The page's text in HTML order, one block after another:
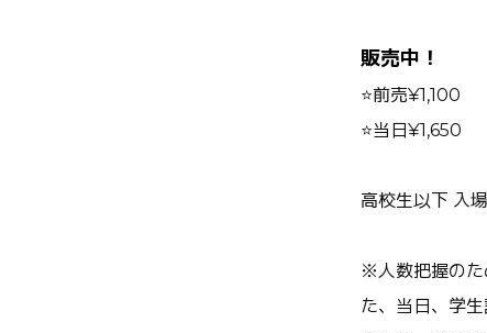
販売中！
⭐️前売¥1,100
⭐️当日¥1,650
高校生以下 入
※人数把握の
た、当日、学